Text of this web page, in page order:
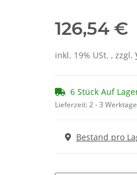
126,54 €
inkl. 19% USt. , zzgl.
6 Stück Auf
Lieferzeit:2 - 3 Werktage
Bestand pro